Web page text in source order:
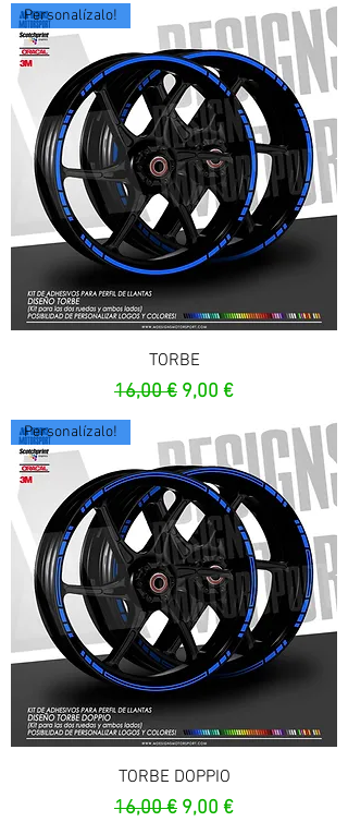
Personalízalo!
TORBE
Precio
16,00 € Precio de oferta
9,00 €
Personalízalo!
TORBE DOPPIO
Precio
16,00 € Precio de oferta
9,00 €